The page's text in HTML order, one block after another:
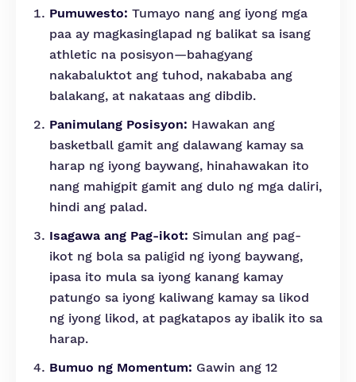
Pumuwesto: Tumayo nang ang iyong mga
paa ay magkasinglapad ng balikat sa isang
athletic na posisyon—bahagyang
nakabaluktot ang tuhod, nakababa ang
balakang, at nakataas ang dibdib.
Panimulang Posisyon: Hawakan ang
basketball gamit ang dalawang kamay sa
harap ng iyong baywang, hinahawakan ito
nang mahigpit gamit ang dulo ng mga daliri,
hindi ang palad.
Isagawa ang Pag-ikot: Simulan ang pag-
ikot ng bola sa paligid ng iyong baywang,
ipasa ito mula sa iyong kanang kamay
patungo sa iyong kaliwang kamay sa likod
ng iyong likod, at pagkatapos ay ibalik ito sa
harap.
Bumuo ng Momentum: Gawin ang 12